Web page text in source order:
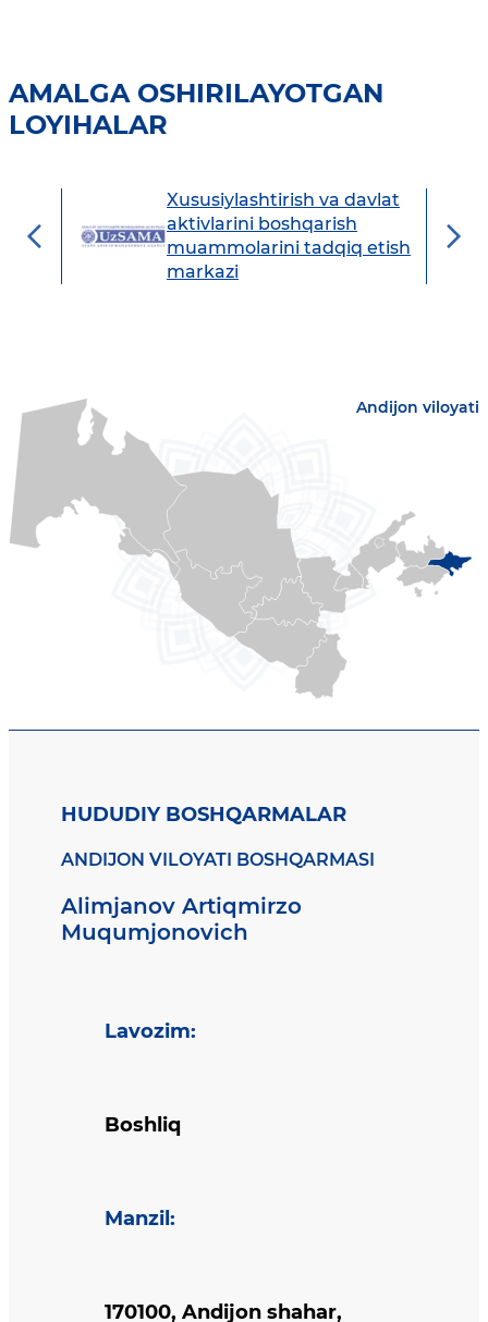
AMALGA OSHIRILAYOTGAN
LOYIHALAR
Xususiylashtirish va davlat
aktivlarini boshqarish
muammolarini tadqiq etish
markazi
Andijon viloyati
HUDUDIY BOSHQARMALAR
ANDIJON VILOYATI BOSHQARMASI
Alimjanov Artiqmirzo
Muqumjonovich
Lavozim:
Boshliq
Manzil :
170100, Andijon shahar,